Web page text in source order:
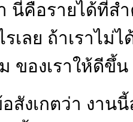
นี่คือรายได้ที่ส
รเลย ถ้าเราไ
ของเราให้ดีขึ้น
สังเกตว่า งาน